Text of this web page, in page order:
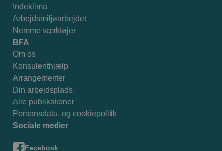
Indeklima
Arbejdsmiljøarbejdet
Nemme værktøjer
BFA
Om os
Konsulenthjælp
Arrangementer
Din arbejdsplads
Alle publikationer
Personsdata- og cookiepolitik
Sociale medier
Facebook